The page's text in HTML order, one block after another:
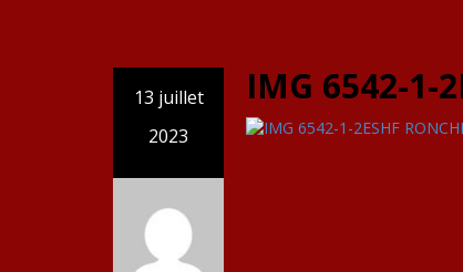
13 juillet
2023
IMG 6542-1-